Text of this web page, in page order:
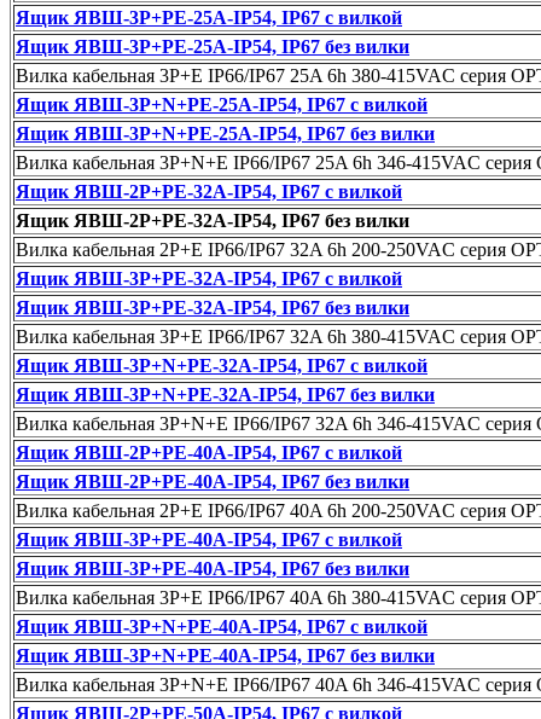
Ящик ЯВШ-3P+PE-25А-IP54, IP67 с вилкой
Ящик ЯВШ-3P+PE-25А-IP54, IP67 без вилки
Вилка кабельная 3P+E IP66/IP67 25A 6h 380-415VAC серия
Ящик ЯВШ-3P+N+PE-25А-IP54, IP67 с вилкой
Ящик ЯВШ-3P+N+PE-25А-IP54, IP67 без вилки
Вилка кабельная 3P+N+E IP66/IP67 25A 6h 346-415VAC
Ящик ЯВШ-2P+PE-32А-IP54, IP67 с вилкой
Ящик ЯВШ-2P+PE-32А-IP54, IP67 без вилки
Вилка кабельная 2P+E IP66/IP67 32A 6h 200-250VAC серия
Ящик ЯВШ-3P+PE-32А-IP54, IP67 с вилкой
Ящик ЯВШ-3P+PE-32А-IP54, IP67 без вилки
Вилка кабельная 3P+E IP66/IP67 32A 6h 380-415VAC серия
Ящик ЯВШ-3P+N+PE-32А-IP54, IP67 с вилкой
Ящик ЯВШ-3P+N+PE-32А-IP54, IP67 без вилки
Вилка кабельная 3P+N+E IP66/IP67 32A 6h 346-415VAC
Ящик ЯВШ-2P+PE-40А-IP54, IP67 с вилкой
Ящик ЯВШ-2P+PE-40А-IP54, IP67 без вилки
Вилка кабельная 2P+E IP66/IP67 40A 6h 200-250VAC серия
Ящик ЯВШ-3P+PE-40А-IP54, IP67 с вилкой
Ящик ЯВШ-3P+PE-40А-IP54, IP67 без вилки
Вилка кабельная 3P+E IP66/IP67 40A 6h 380-415VAC серия
Ящик ЯВШ-3P+N+PE-40А-IP54, IP67 с вилкой
Ящик ЯВШ-3P+N+PE-40А-IP54, IP67 без вилки
Вилка кабельная 3P+N+E IP66/IP67 40A 6h 346-415VAC
Ящик ЯВШ-2P+PE-50А-IP54, IP67 с вилкой